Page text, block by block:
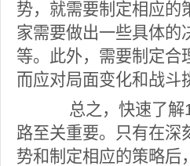
势，就需要制定相应的
家需要做出一些具体的
等。此外，需要制定合
而应对局面变化和战斗
总之，快速了解
路至关重要。只有在深
势和制定相应的策略后